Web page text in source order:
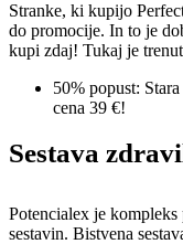
Stranke, ki kupijo
do promocije. In to je
kupi zdaj! Tukaj je
50% popust:
cena 39 €!
Sestava
Potencialex je
sestavin. Bistvena